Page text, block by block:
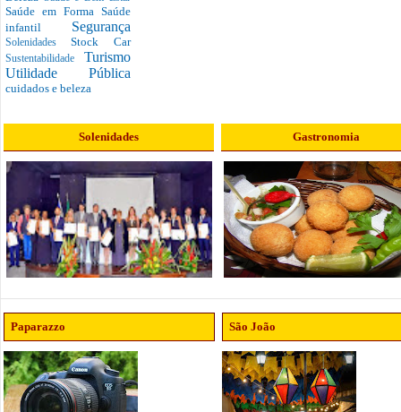
Saúde em Forma Saúde
infantil Segurança
SolenidadesStock Car
Sustentabilidade Turismo
Utilidade Pública
cuidados e beleza
Solenidades Gastronomia
Paparazzo São João